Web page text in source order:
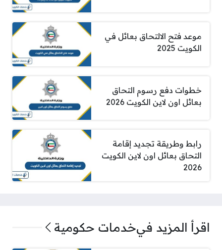
موعد فتح الالتحاق بعائل في
الكويت 2025
خطوات دفع رسوم التحاق
بعائل اون لاين الكويت 2026
رابط وطريقة تجديد إقامة
التحاق بعائل اون لاين الكويت
2026
اقرأ المزيد فيخدمات حكومية